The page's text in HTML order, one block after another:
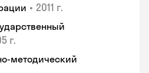
• 2011 г.
г.
методический